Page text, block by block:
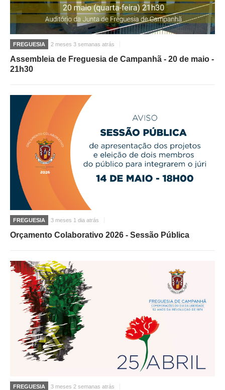
FREGUESIA 2 meses 3 semanas atrás
Assembleia de Freguesia de Campanhã - 20 de maio -
21h30
FREGUESIA 3 meses 1 dia atrás
Orçamento Colaborativo 2026 - Sessão Pública
FREGUESIA 3 meses 2 semanas atrás